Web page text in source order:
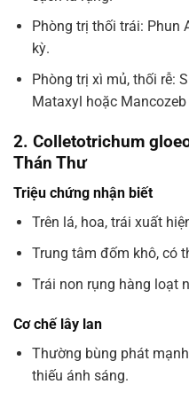
Phòng trị thối trái: Phun
kỳ.
Phòng trị xì mủ, thối rễ:
Mataxyl hoặc
2. Colletotrichum
Thán Thư
Triệu chứng nhận biết
Trên lá, hoa, trái xuất
Trung tâm đốm khô, có
Trái non rụng hàng loạt
Cơ chế lây lan
Thường bùng phát
thiếu ánh sáng.